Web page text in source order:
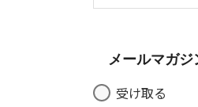
メールマガジ
受け取る